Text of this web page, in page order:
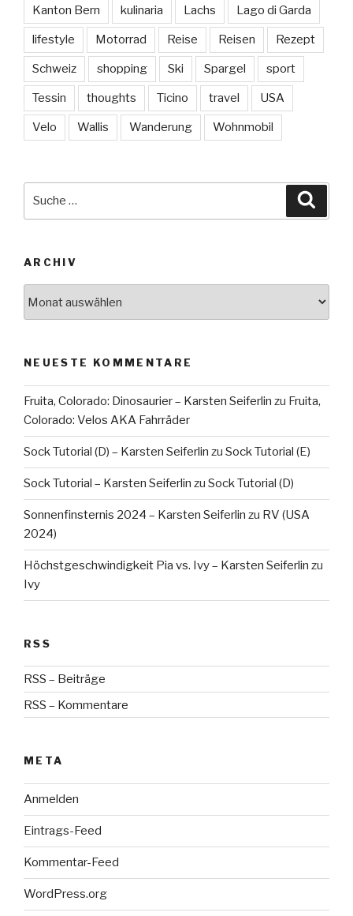
Kanton Bern kulinaria Lachs Lago di Garda
lifestyle Motorrad Reise Reisen Rezept
Schweiz shopping Ski Spargel sport
Tessin thoughts Ticino travel USA
Velo Wallis Wanderung Wohnmobil
ARCHIV
NEUESTE KOMMENTARE
Fruita, Colorado: Dinosaurier – Karsten Seiferlin zu Fruita,
Colorado: Velos AKA Fahrräder
Sock Tutorial (D) – Karsten Seiferlin zu Sock Tutorial (E)
Sock Tutorial – Karsten Seiferlin zu Sock Tutorial (D)
Sonnenfinsternis 2024 – Karsten Seiferlin zu RV (USA
2024)
Höchstgeschwindigkeit Pia vs. Ivy – Karsten Seiferlin zu
Ivy
RSS
RSS – Beiträge
RSS – Kommentare
META
Anmelden
Eintrags-Feed
Kommentar-Feed
WordPress.org